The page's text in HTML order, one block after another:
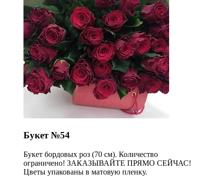
Букет №54
Букет бордовых роз (70 см). Количество
ограничено! ЗАКАЗЫВАЙТЕ ПРЯМО СЕЙЧАС!
Цветы упакованы в матовую пленку.